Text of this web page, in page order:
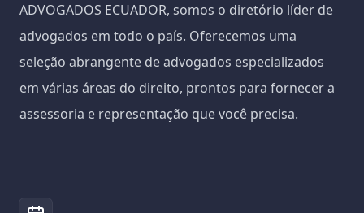
ADVOGADOS ECUADOR, somos o diretório líder de
advogados em todo o país. Oferecemos uma
seleção abrangente de advogados especializados
em várias áreas do direito, prontos para fornecer a
assessoria e representação que você precisa.